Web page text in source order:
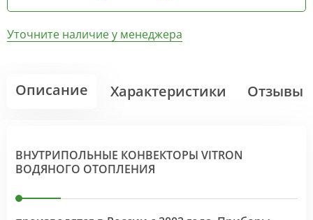
Уточните наличие у менеджера
Описание Характеристики Отзывы
ВНУТРИПОЛЬНЫЕ КОНВЕКТОРЫ VITRON
ВОДЯНОГО ОТОПЛЕНИЯ